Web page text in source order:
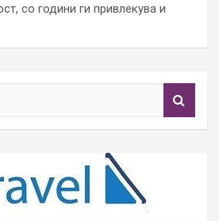
со години ги привлекува и